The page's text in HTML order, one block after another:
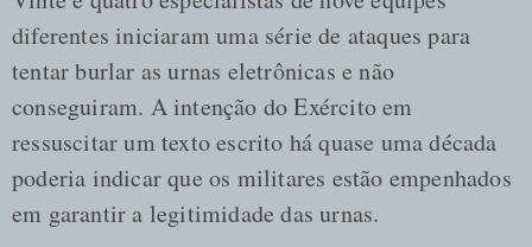
diferentes iniciaram uma série de ataques para
tentar burlar as urnas eletrônicas e não
conseguiram. A intenção do Exército em
ressuscitar um texto escrito há quase uma década
poderia indicar que os militares estão empenhados
em garantir a legitimidade das urnas.